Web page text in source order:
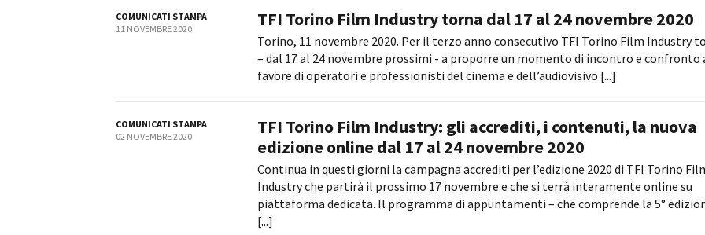
Sostenibilità ambientale
Servizi generali
Sala Casting
Sala Paolo Tenna
FILM FUNDS
Piemonte Film Tv Fund
Piemonte Film Tv Development Fund
BOOK DATABASE
NEWS
EVENTI, SPECIALI
Anteprime in Piemonte
TFI Torino Film Industry - Production
Days
Festa del
Torino
David di
Lavora
COMUNICATI STAMPA
11 NOVEMBRE 2020
TFI Torino Film Industry torna dal 17 al 24 novembre 2020
Torino, 11 novembre 2020. Per il terzo anno consecutivo TFI Torino Film Industry
– dal 17 al 24 novembre prossimi - a proporre un momento di incontro e confronto
favore di operatori e professionisti del cinema e dell’audiovisivo [...]
COMUNICATI STAMPA
02 NOVEMBRE 2020
TFI Torino Film Industry: gli accrediti, i contenuti, la nuova
edizione online dal 17 al 24 novembre 2020
Continua in questi giorni la campagna accrediti per l’edizione 2020 di TFI Torino
Industry che partirà il prossimo 17 novembre e che si terrà interamente online su
piattaforma dedicata. Il programma di appuntamenti – che comprende la 5°
[...]